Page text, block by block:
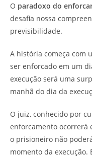
O paradoxo do
desafia nossa
previsibilidade.
A história começa com
ser enforcado em um
execução será uma
manhã do dia da
O juiz, conhecido por
enforcamento ocorrerá
o prisioneiro não
momento da execução.